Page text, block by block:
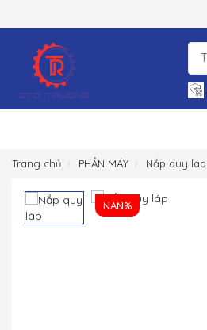
Trang chủ PHẦN MÁY Nắp quy láp
NAN%